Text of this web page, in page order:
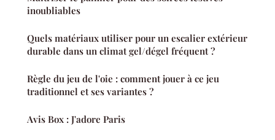
inoubliables
Quels matériaux utiliser pour un escalier extérieur
durable dans un climat gel/dégel fréquent ?
Règle du jeu de l'oie : comment jouer à ce jeu
traditionnel et ses variantes ?
Avis Box : J'adore Paris